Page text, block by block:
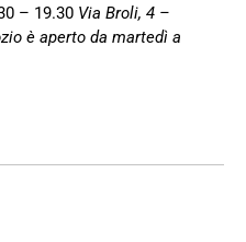
– 19.30 Via Broli, 4 –
è aperto da martedì a